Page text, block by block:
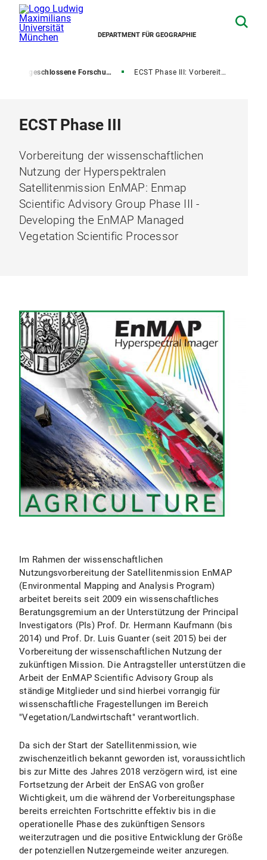
DEPARTMENT FÜR GEOGRAPHIE
Abgeschlossene Forschungsprojekte ECST Phase III: Vorbereitung der wissenschaftlichen Nutzung der HyperspektralenSatellitenmission EnMAP: Enmap Scientific Advisor
ECST Phase III
Vorbereitung der wissenschaftlichen
Nutzung der Hyperspektralen
Satellitenmission EnMAP: Enmap
Scientific Advisory Group Phase III -
Developing the EnMAP Managed
Vegetation Scientific Processor
Im Rahmen der wissenschaftlichen
Nutzungsvorbereitung der Satellitenmission EnMAP
(Environmental Mapping and Analysis Program)
arbeitet bereits seit 2009 ein wissenschaftliches
Beratungsgremium an der Unterstützung der Principal
Investigators (PIs) Prof. Dr. Hermann Kaufmann (bis
2014) und Prof. Dr. Luis Guanter (seit 2015) bei der
Vorbereitung der wissenschaftlichen Nutzung der
zukünftigen Mission. Die Antragsteller unterstützen die
Arbeit der EnMAP Scientific Advisory Group als
ständige Mitglieder und sind hierbei vorrangig für
wissenschaftliche Fragestellungen im Bereich
"Vegetation/Landwirtschaft" verantwortlich.
Da sich der Start der Satellitenmission, wie
zwischenzeitlich bekannt geworden ist, voraussichtlich
bis zur Mitte des Jahres 2018 verzögern wird, ist eine
Fortsetzung der Arbeit der EnSAG von großer
Wichtigkeit, um die während der Vorbereitungsphase
bereits erreichten Fortschritte effektiv bis in die
operationelle Phase des zukünftigen Sensors
weiterzutragen und die positive Entwicklung der Größe
der potenziellen Nutzergemeinde weiter anzuregen.